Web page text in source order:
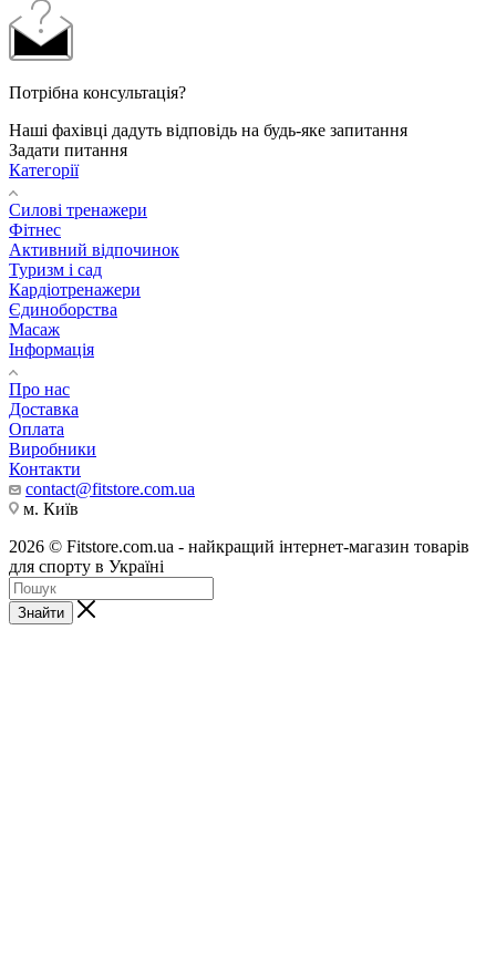
Потрібна консультація?
Наші фахівці дадуть відповідь на будь-яке запитання
Задати питання
Категорії
Силові тренажери
Фітнес
Активний відпочинок
Туризм і сад
Кардіотренажери
Єдиноборства
Масаж
Інформація
Про нас
Доставка
Оплата
Виробники
Контакти
contact@fitstore.com.ua
м. Київ
2026 © Fitstore.com.ua - найкращий інтернет-магазин товарів
для спорту в Україні
Знайти